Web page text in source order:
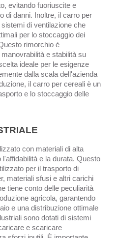
evitando fuoriuscite e
di danni. Inoltre, il carro per
di ventilazione che
per lo stoccaggio dei
rimorchio è
e stabilità su
ideale per le esigenze
dalla scala dell'azienda
il carro per cereali è un
e lo stoccaggio delle
con materiali di alta
e la durata. Questo
per il trasporto di
materiali sfusi e altri carichi
tiene conto delle peculiarità
agricola, garantendo
e una distribuzione ottimale
sono dotati di sistemi
e scaricare